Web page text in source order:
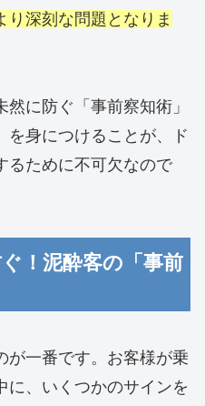
り深刻な問題となりま
に防ぐ「事前察知術」
を身につけることが、ド
るために不可欠なので
！泥酔客の「事前
が一番です。お客様が乗
に、いくつかのサインを